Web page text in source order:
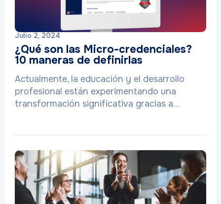
Julio 2, 2024
¿Qué son las Micro-credenciales?
10 maneras de definirlas
Actualmente, la educación y el desarrollo
profesional están experimentando una
transformación significativa gracias a…